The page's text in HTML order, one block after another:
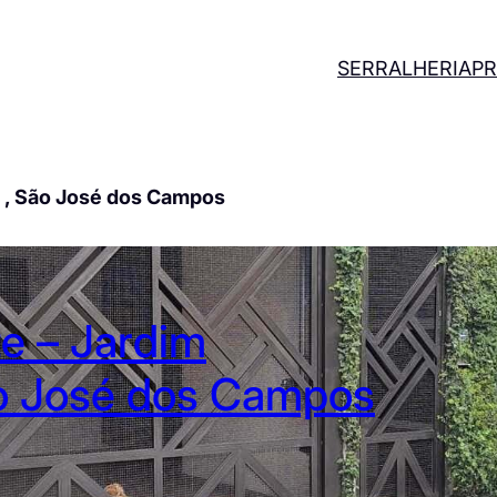
SERRALHERIA
São José dos Campos
– Jardim
José dos Campos